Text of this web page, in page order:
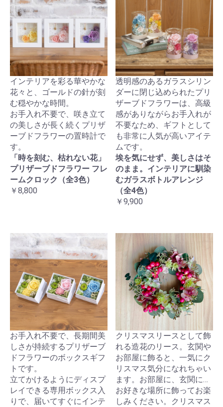
インテリアを彩る華やかな
花々と、ゴールドの針が刻
む穏やかな時間。
お手入れ不要で、咲き立て
の美しさが長く続くプリザ
ーブドフラワーの置時計で
す。
「時を刻む、枯れない花」
プリザーブドフラワー フレ
ームクロック（全3色）
￥8,800
透明感のあるガラスシリン
ダーに閉じ込められたプリ
ザーブドフラワーは、高級
感がありながらお手入れが
不要なため、ギフトとして
も非常に人気が高いアイテ
ムです。
埃を気にせず、美しさはそ
のまま。インテリアに馴染
むガラスボトルアレンジ
（全4色）
￥9,900
お手入れ不要で、長期間美
しさが持続するプリザーブ
ドフラワーのボックスギフ
トです。
立てかけるようにディスプ
レイできる専用ボックス入
りで、届いてすぐにインテ
クリスマスリースとして飾
れる造花のリース。玄関や
お部屋に飾ると、一気にク
リスマス気分になれちゃい
ます。お部屋に、玄関に…
お好きな場所に飾ってお楽
しみください。クリスマス